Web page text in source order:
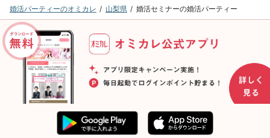
婚活パーティーのオミカレ 山梨県 婚活セミナーの婚活パーティー